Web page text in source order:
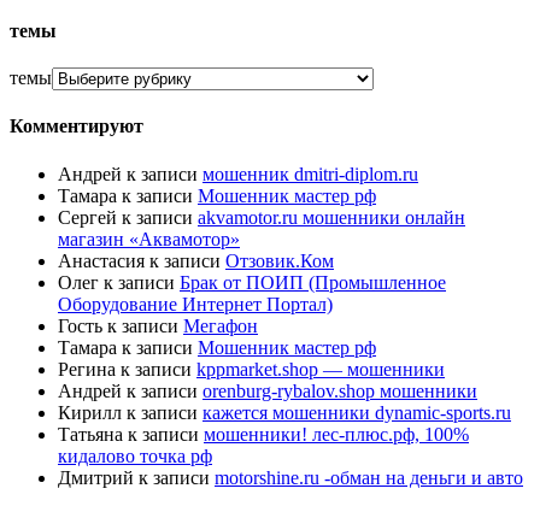
темы
темы
Комментируют
Андрей к записи мошенник dmitri-diplom.ru
Тамара к записи Мошенник мастер рф
Сергей к записи akvamotor.ru мошенники онлайн
магазин «Аквамотор»
Анастасия к записи Отзовик.Ком
Олег к записи Брак от ПОИП (Промышленное
Оборудование Интернет Портал)
Гость к записи Мегафон
Тамара к записи Мошенник мастер рф
Регина к записи kppmarket.shop — мошенники
Андрей к записи orenburg-rybalov.shop мошенники
Кирилл к записи кажется мошенники dynamic-sports.ru
Татьяна к записи мошенники! лес-плюс.рф, 100%
кидалово точка рф
Дмитрий к записи motorshine.ru -обман на деньги и авто